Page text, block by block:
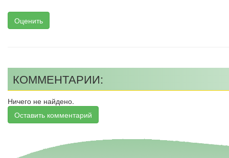
Оценить
КОММЕНТАРИИ:
Ничего не найдено.
Оставить комментарий